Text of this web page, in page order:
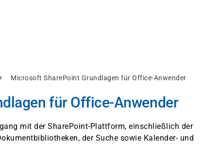
Microsoft SharePoint Grundlagen für Office-Anwender
für Office-Anwender
mit der SharePoint-Plattform, einschließlich der
der Suche sowie Kalender- und